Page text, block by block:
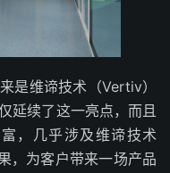
是维谛技术（Vertiv）
延续了这一亮点，而且
，几乎涉及维谛技术
，为客户带来一场产品